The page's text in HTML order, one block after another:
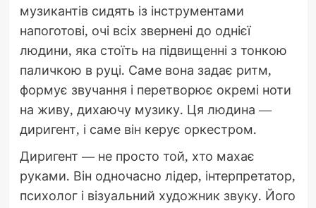
музикантів сидять із інструментами
напоготові, очі всіх звернені до однієї
людини, яка стоїть на підвищенні з тонкою
паличкою в руці. Саме вона задає ритм,
формує звучання і перетворює окремі ноти
на живу, дихаючу музику. Ця людина —
диригент, і саме він керує оркестром.
Диригент — не просто той, хто махає
руками. Він одночасно лідер, інтерпретатор,
психолог і візуальний художник звуку. Його